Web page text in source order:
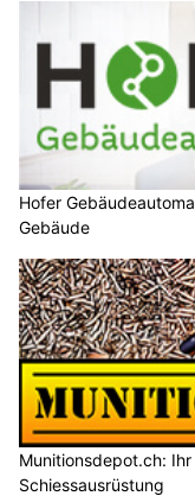
Hofer
Gebäude
Munitionsdepot.ch:
Schiessausrüstung